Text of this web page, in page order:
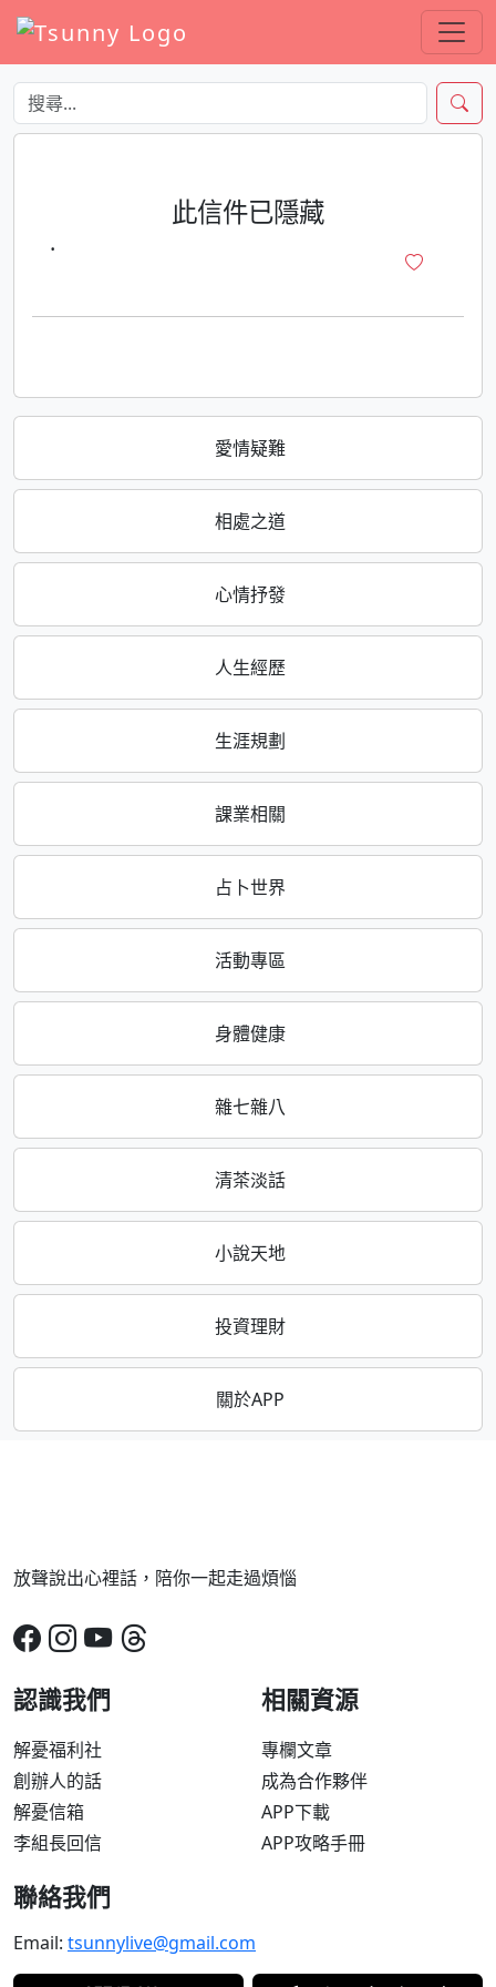
愛情疑難
相處之道
心情抒發
人生經歷
生涯規劃
課業相關
占卜世界
活動專區
身體健康
雜七雜八
清茶淡話
小說天地
投資理財
關於APP
此信件已隱藏
·
放聲說出心裡話，陪你一起走過煩惱
認識我們
解憂福利社
創辦人的話
解憂信箱
李組長回信
相關資源
專欄文章
成為合作夥伴
APP下載
APP攻略手冊
聯絡我們
Email: tsunnylive@gmail.com